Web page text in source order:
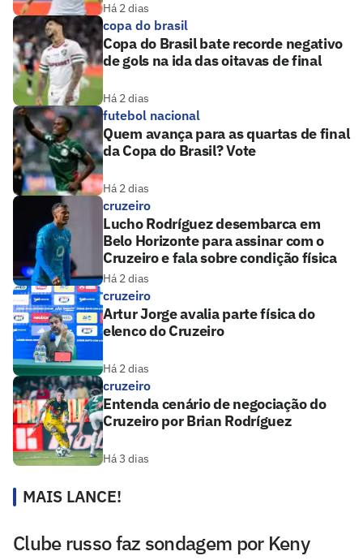
Há 2 dias
copa do brasil
Copa do Brasil bate recorde negativo
de gols na ida das oitavas de final
Há 2 dias
futebol nacional
Quem avança para as quartas de final
da Copa do Brasil? Vote
Há 2 dias
cruzeiro
Lucho Rodríguez desembarca em
Belo Horizonte para assinar com o
Cruzeiro e fala sobre condição física
Há 2 dias
cruzeiro
Artur Jorge avalia parte física do
elenco do Cruzeiro
Há 2 dias
cruzeiro
Entenda cenário de negociação do
Cruzeiro por Brian Rodríguez
Há 3 dias
MAIS LANCE!
Clube russo faz sondagem por Keny